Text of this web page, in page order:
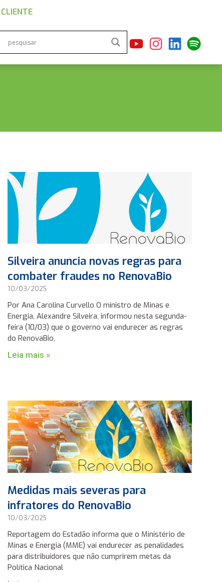
Silveira anuncia novas regras para
combater fraudes no RenovaBio
10/03/2025
Por Ana Carolina Curvello O ministro de Minas e
Energia, Alexandre Silveira, informou nesta segunda-
feira (10/03) que o governo vai endurecer as regras
do RenovaBio,
Leia mais »
Medidas mais severas para
infratores do RenovaBio
10/03/2025
Reportagem do Estadão informa que o Ministério de
Minas e Energia (MME) vai endurecer as penalidades
para distribuidores que não cumprirem metas da
Política Nacional